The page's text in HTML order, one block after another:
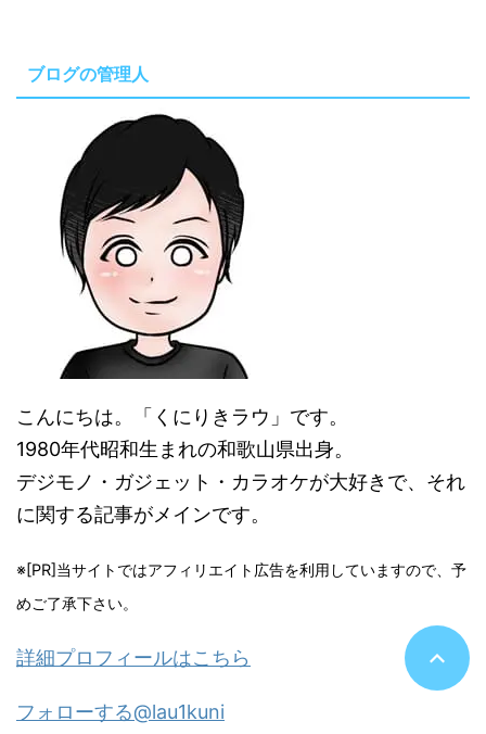
ブログの管理人
こんにちは。「くにりきラウ」です。
1980年代昭和生まれの和歌山県出身。
デジモノ・ガジェット・カラオケが大好きで、それ
に関する記事がメインです。
※[PR]当サイトではアフィリエイト広告を利用していますので、予
めご了承下さい。
詳細プロフィールはこちら
フォローする@lau1kuni